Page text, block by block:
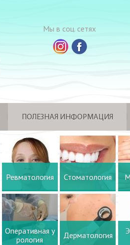
Мы в соц. сетях
ПОЛЕЗНАЯ ИНФОРМАЦИЯ
Ревматология Стоматология
Оперативная у
рология
Дерматология